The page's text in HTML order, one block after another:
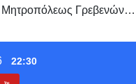
Μητροπόλεως Γρεβενών…
22:30